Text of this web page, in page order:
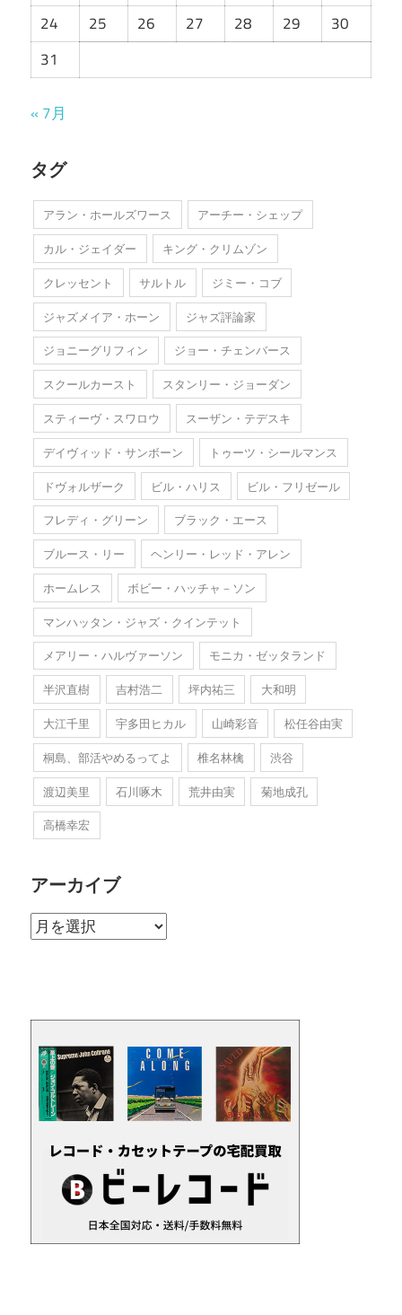
24
25 26 27 28 29
30
31
« 7月
タグ
アラン・ホールズワース
アーチー・シェップ
カル・ジェイダー
キング・クリムゾン
クレッセント
サルトル
ジミー・コブ
ジャズメイア・ホーン
ジャズ評論家
ジョニーグリフィン
ジョー・チェンバース
スクールカースト
スタンリー・ジョーダン
スティーヴ・スワロウ
スーザン・テデスキ
デイヴィッド・サンボーン
トゥーツ・シールマンス
ドヴォルザーク
ビル・ハリス
ビル・フリゼール
フレディ・グリーン
ブラック・エース
ブルース・リー
ヘンリー・レッド・アレン
ホームレス
ボビー・ハッチャ－ソン
マンハッタン・ジャズ・クインテット
メアリー・ハルヴァーソン
モニカ・ゼッタランド
半沢直樹
吉村浩二 坪内祐三
大和明
大江千里
宇多田ヒカル 山崎彩音
松任谷由実
桐島、部活やめるってよ
椎名林檎
渋谷
渡辺美里
石川啄木 荒井由実
菊地成孔
高橋幸宏
アーカイブ
ア